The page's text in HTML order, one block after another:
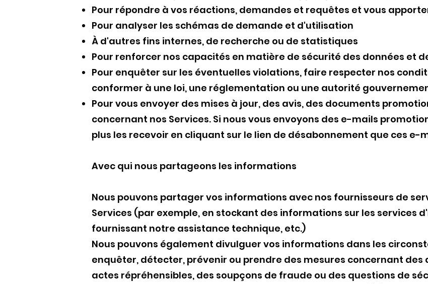
Pour répondre à vos réactions, demandes et requêtes et vous
Pour analyser les schémas de demande et d'utilisation
À d'autres fins internes, de recherche ou de statistiques
Pour renforcer nos capacités en matière de sécurité des données et
Pour enquêter sur les éventuelles violations, faire respecter nos
conformer à une loi, une réglementation ou une autorité
Pour vous envoyer des mises à jour, des avis, des documents
concernant nos Services. Si nous vous envoyons des e-mails
plus les recevoir en cliquant sur le lien de désabonnement que ces e-
Avec qui nous partageons les informations
Nous pouvons partager vos informations avec nos fournisseurs de
Services (par exemple, en stockant des informations sur les services
fournissant notre assistance technique, etc.)
Nous pouvons également divulguer vos informations dans les
enquêter, détecter, prévenir ou prendre des mesures concernant
actes répréhensibles, des soupçons de fraude ou des questions de